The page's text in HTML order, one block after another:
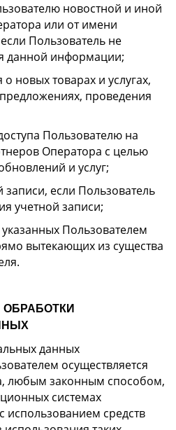
новостной и иной
или от имени
Пользователь не
данной информации;
новых товарах и услугах,
проведения
Пользователю на
Оператора с целью
и услуг;
записи, если Пользователь
учетной записи;
Пользователем
вытекающих из существа
данных
осуществляется
любым законным способом,
системах
использованием средств